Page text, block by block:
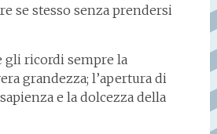
se stesso senza prendersi
gli ricordi sempre la
grandezza; l’apertura di
e la dolcezza della